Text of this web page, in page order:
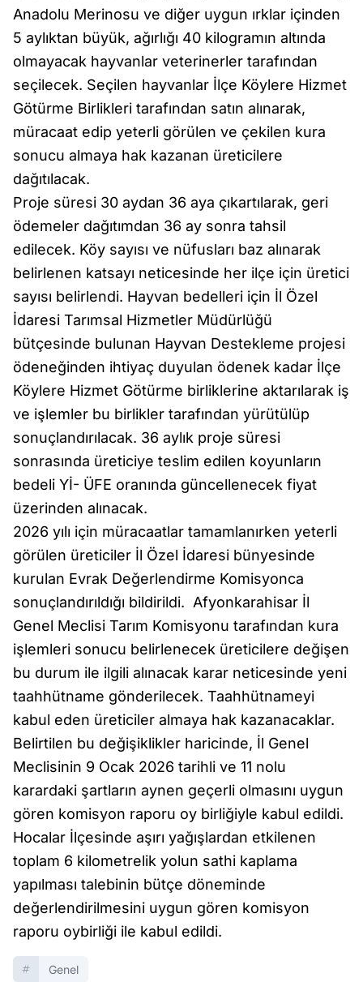
Anadolu Merinosu ve diğer uygun ırklar içinden
5 aylıktan büyük, ağırlığı 40 kilogramın altında
olmayacak hayvanlar veterinerler tarafından
seçilecek. Seçilen hayvanlar İlçe Köylere Hizmet
Götürme Birlikleri tarafından satın alınarak,
müracaat edip yeterli görülen ve çekilen kura
sonucu almaya hak kazanan üreticilere
dağıtılacak.
Proje süresi 30 aydan 36 aya çıkartılarak, geri
ödemeler dağıtımdan 36 ay sonra tahsil
edilecek. Köy sayısı ve nüfusları baz alınarak
belirlenen katsayı neticesinde her ilçe için üretici
sayısı belirlendi. Hayvan bedelleri için İl Özel
İdaresi Tarımsal Hizmetler Müdürlüğü
bütçesinde bulunan Hayvan Destekleme projesi
ödeneğinden ihtiyaç duyulan ödenek kadar İlçe
Köylere Hizmet Götürme birliklerine aktarılarak iş
ve işlemler bu birlikler tarafından yürütülüp
sonuçlandırılacak. 36 aylık proje süresi
sonrasında üreticiye teslim edilen koyunların
bedeli Yİ- ÜFE oranında güncellenecek fiyat
üzerinden alınacak.
2026 yılı için müracaatlar tamamlanırken yeterli
görülen üreticiler İl Özel İdaresi bünyesinde
kurulan Evrak Değerlendirme Komisyonca
sonuçlandırıldığı bildirildi. Afyonkarahisar İl
Genel Meclisi Tarım Komisyonu tarafından kura
işlemleri sonucu belirlenecek üreticilere değişen
bu durum ile ilgili alınacak karar neticesinde yeni
taahhütname gönderilecek. Taahhütnameyi
kabul eden üreticiler almaya hak kazanacaklar.
Belirtilen bu değişiklikler haricinde, İl Genel
Meclisinin 9 Ocak 2026 tarihli ve 11 nolu
karardaki şartların aynen geçerli olmasını uygun
gören komisyon raporu oy birliğiyle kabul edildi.
Hocalar İlçesinde aşırı yağışlardan etkilenen
toplam 6 kilometrelik yolun sathi kaplama
yapılması talebinin bütçe döneminde
değerlendirilmesini uygun gören komisyon
raporu oybirliği ile kabul edildi.
Genel